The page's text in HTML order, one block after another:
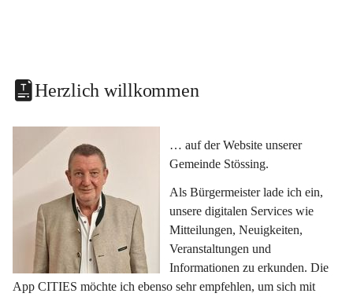
Herzlich willkommen
… auf der Website unserer
Gemeinde Stössing.
Als Bürgermeister lade ich ein,
unsere digitalen Services wie
Mitteilungen, Neuigkeiten,
Veranstaltungen und
Informationen zu erkunden. Die
App CITIES möchte ich ebenso sehr empfehlen, um sich mit